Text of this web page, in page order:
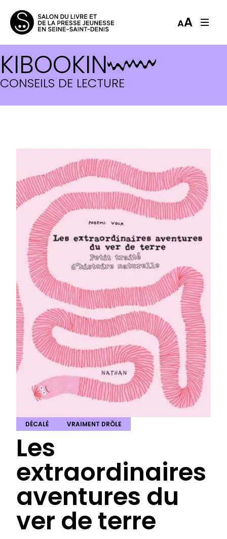
AA
KIBOOKIN
CONSEILS DE LECTURE
DÉCALÉ VRAIMENT DRÔLE
Les
extraordinaires
aventures du
ver de terre